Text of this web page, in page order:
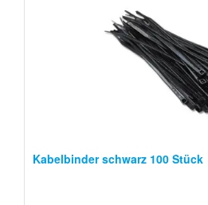
Kabelbinder schwarz 100 Stück